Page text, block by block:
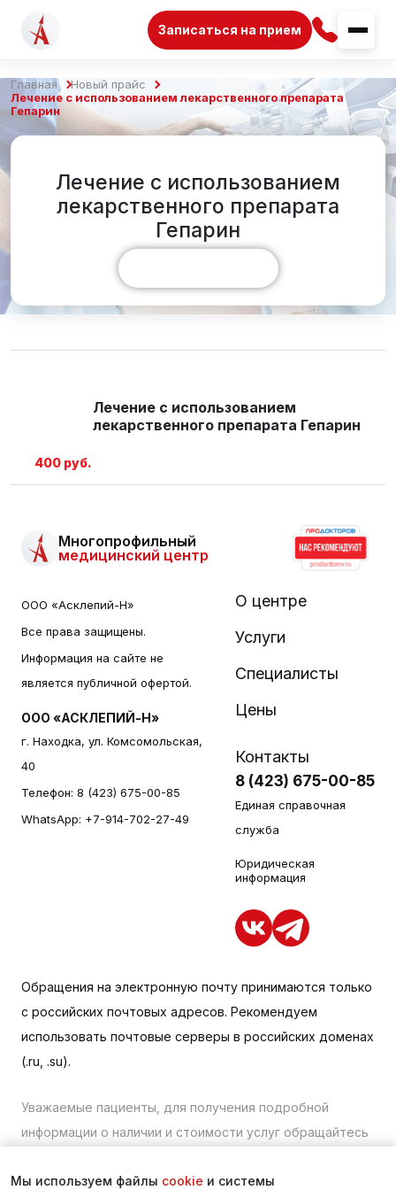
Записаться на прием
Главная
Новый прайс
Лечение с использованием лекарственного препарата
Гепарин
Лечение с использованием
лекарственного препарата
Гепарин
Лечение с использованием
лекарственного препарата Гепарин
400 руб.
Многопрофильный
медицинский центр
ООО «Асклепий-Н»
Все права защищены.
Информация на сайте не
является публичной офертой.
ООО «АСКЛЕПИЙ-Н»
г. Находка, ул. Комсомольская,
40
Телефон: 8 (423) 675-00-85
WhatsApp: +7-914-702-27-49
О центре
Услуги
Специалисты
Цены
Контакты
8 (423) 675-00-85
Единая справочная
служба
Юридическая
информация
Обращения на электронную почту принимаются только
с российских почтовых адресов. Рекомендуем
использовать почтовые серверы в российских доменах
(.ru, .su).
Уважаемые пациенты, для получения подробной
информации о наличии и стоимости услуг обращайтесь
связи или по телефону в Находке:+7 (423) 675-00-85
Мы используем файлы cookie и системы